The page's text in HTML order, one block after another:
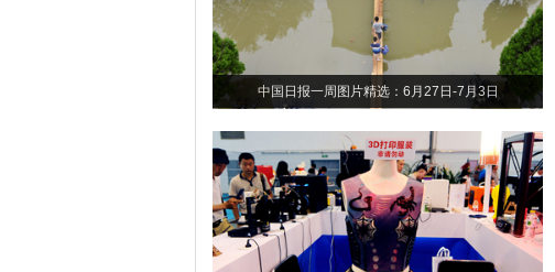
中国日报一周图片精选：6月27日-7月3日